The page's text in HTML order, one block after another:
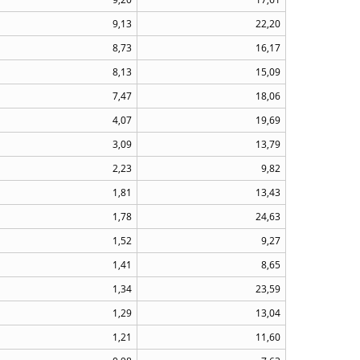
9,13
22,20
8,73
16,17
8,13
15,09
7,47
18,06
4,07
19,69
3,09
13,79
2,23
9,82
1,81
13,43
1,78
24,63
1,52
9,27
1,41
8,65
1,34
23,59
1,29
13,04
1,21
11,60